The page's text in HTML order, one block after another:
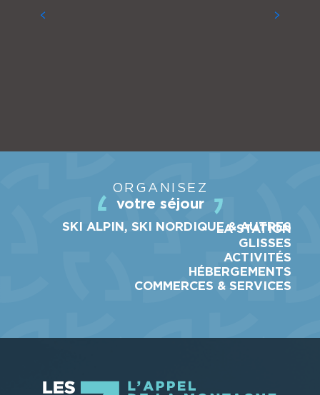
ORGANISEZ
votre séjour
LA STATION
SKI ALPIN, SKI NORDIQUE & AUTRES
GLISSES
ACTIVITÉS
HÉBERGEMENTS
COMMERCES & SERVICES